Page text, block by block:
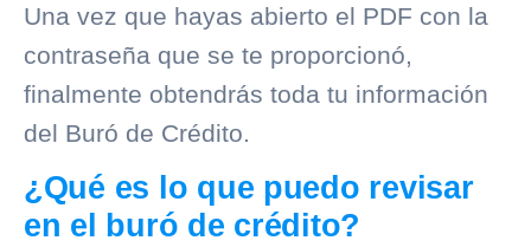
Una vez que hayas abierto el PDF con la
contraseña que se te proporcionó,
finalmente obtendrás toda tu información
del Buró de Crédito
¿Qué es lo que puedo revisar
en el buró de crédito?